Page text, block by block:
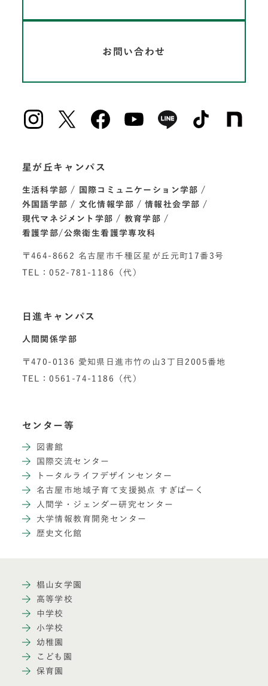
お問い合わせ
星が丘キャンパス
生活科学部
国際コミュニケーション学部
外国語学部
文化情報学部
情報社会学部
現代マネジメント学部
教育学部
看護学部/公衆衛生看護学専攻科
〒464-8662 名古屋市千種区星が丘元町17番3号
TEL：052-781-1186（代）
日進キャンパス
人間関係学部
〒470-0136 愛知県日進市竹の山3丁目2005番地
TEL：0561-74-1186（代）
センター等
図書館
国際交流センター
トータルライフデザインセンター
名古屋市地域子育て支援拠点 すぎぱーく
人間学・ジェンダー研究センター
大学情報教育開発センター
歴史文化館
椙山女学園
高等学校
中学校
小学校
幼稚園
こども園
保育園